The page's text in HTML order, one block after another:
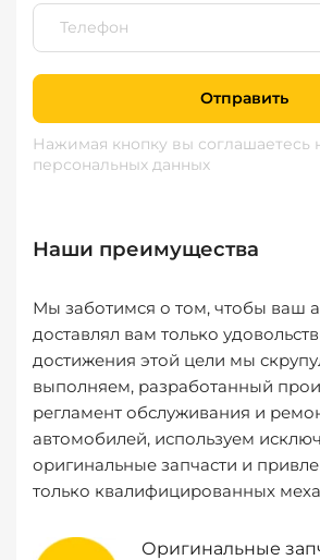
Отправить
Нажимая кнопку вы соглашаетесь
персональных данных
Наши преимущества
Мы заботимся о том, чтобы ваш
доставлял вам только
достижения этой цели мы
выполняем, разработанный
регламент обслуживания и
автомобилей, используем
оригинальные запчасти и
только квалифицированных
Оригинальные